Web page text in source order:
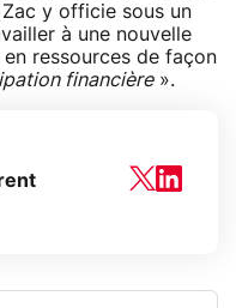
y officie sous un
à une nouvelle
ressources de façon
financière».